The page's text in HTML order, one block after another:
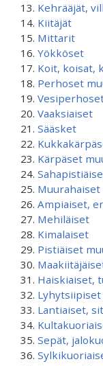
Kehrääjät,
Kiitäjät
Mittarit
Yökköset
Koit, koisat,
Perhoset
Vaaksiaiset
Sääsket
Kärpäset
Muurahaiset
Ampiaiset,
Mehiläiset
Kimalaiset
Pistiäiset
Haiskiaiset,
Lyhytsiipiset
Lantiaiset,
Sepät,